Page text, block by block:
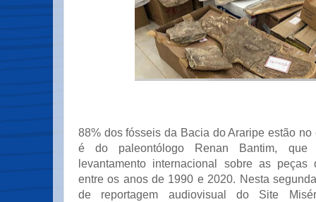
88% dos fósseis da Bacia do Araripe estão no
é do paleontólogo Renan Bantim, que
levantamento internacional sobre as peças
entre os anos de 1990 e 2020. Nesta
de reportagem audiovisual do Site